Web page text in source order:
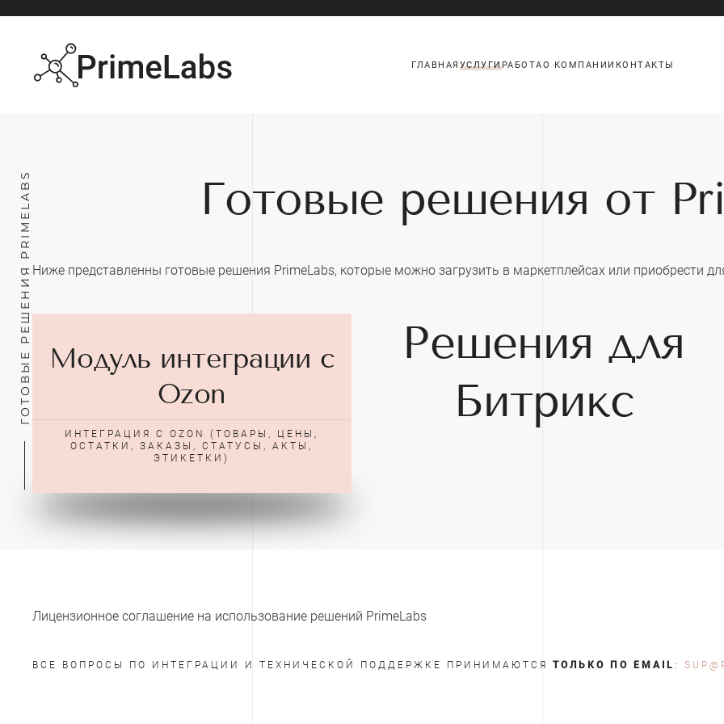
main
ГЛАВНАЯ УСЛУГИРАБОТАО КОМПАНИИ КОНТАКТЫ
Готовые решения от
Ниже представленны готовые решения PrimeLabs, которые можно загрузить в маркетплейсах или приобрести
Модуль интеграции с
Ozon
ИНТЕГРАЦИЯ С OZON (ТОВАРЫ, ЦЕНЫ,
ОСТАТКИ, ЗАКАЗЫ, СТАТУСЫ, АКТЫ,
ЭТИКЕТКИ)
Решения для
Битрикс
ГОТОВЫЕ РЕШЕНИЯ PRIMELABS
Лицензионное соглашение на использование решений PrimeLabs
ВСЕ ВОПРОСЫ ПО ИНТЕГРАЦИИ И ТЕХНИЧЕСКОЙ ПОДДЕРЖКЕ ПРИНИМАЮТСЯ ТОЛЬКО ПО EMAIL :